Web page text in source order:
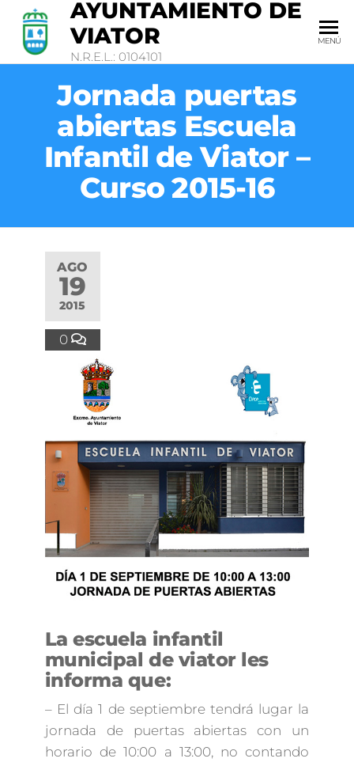
AYUNTAMIENTO DE
VIATOR
N.R.E.L.: 0104101
MENÚ
Jornada puertas
abiertas Escuela
Infantil de Viator –
Curso 2015-16
AGO
19
2015
0
La escuela infantil
municipal de viator les
informa que:
– El día 1 de septiembre tendrá lugar la
jornada de puertas abiertas con un
horario de 10:00 a 13:00, no contando